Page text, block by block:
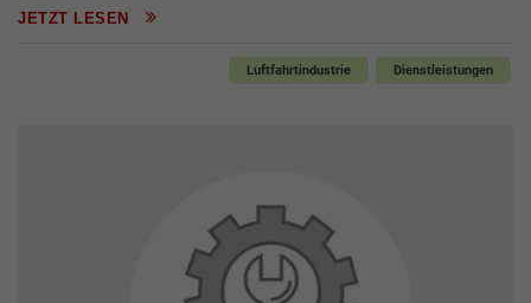
JETZT LESEN
Luftfahrtindustrie Dienstleistungen